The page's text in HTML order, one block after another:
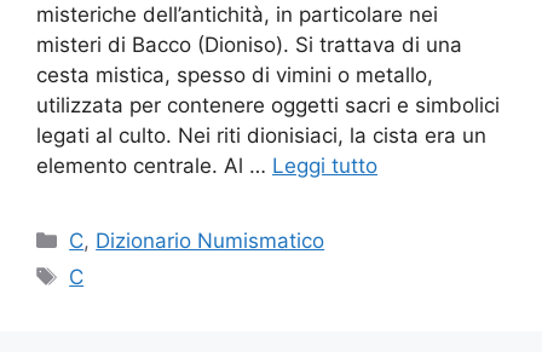
misteriche dell’antichità, in particolare nei
misteri di Bacco (Dioniso). Si trattava di una
cesta mistica, spesso di vimini o metallo,
utilizzata per contenere oggetti sacri e simbolici
legati al culto. Nei riti dionisiaci, la cista era un
elemento centrale. Al … Leggi tutto
Categorie
C, Dizionario Numismatico
Tag
C